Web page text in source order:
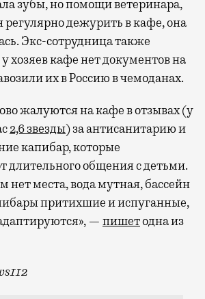
зубы, но помощи ветеринара,
дежурить в кафе, она
Экс-сотрудница также
хозяев кафе нет документов на
их в Россию в чемоданах.
жалуются на кафе в отзывах (у
2,6 звезды) за антисанитарию и
капибар, которые
длительного общения с детьми.
нет места, вода мутная, бассейн
притихшие и испуганные,
— пишетодна из